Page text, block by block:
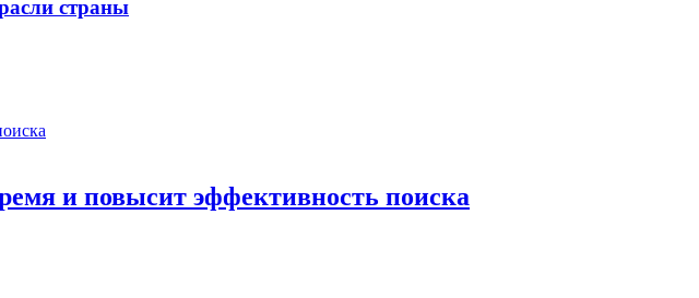
страны
и повысит эффективность поиска